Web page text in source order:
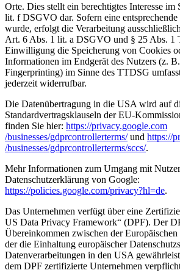
Orte. Dies stellt ein berechtigtes Interesse im
lit. f DSGVO dar. Sofern eine
wurde, erfolgt die Verarbeitung
Art. 6 Abs. 1 lit. a DSGVO und § 25 Abs. 1
Einwilligung die Speicherung von Cookies
Informationen im Endgerät des Nutzers (z.
Fingerprinting) im Sinne des TTDSG
jederzeit widerrufbar.
Die Datenübertragung in die USA wird auf
Standardvertragsklauseln der EU-
finden Sie hier: https://privacy.google.com
/businesses/gdprcontrollerterms/und https://
/businesses/gdprcontrollerterms/sccs/.
Mehr Informationen zum Umgang mit
Datenschutzerklärung von Google:
https://policies.google.com/privacy?hl=de.
Das Unternehmen verfügt über eine
US Data Privacy Framework“ (DPF). Der
Übereinkommen zwischen der
der die Einhaltung europäischer
Datenverarbeitungen in den USA
dem DPF zertifizierte Unternehmen